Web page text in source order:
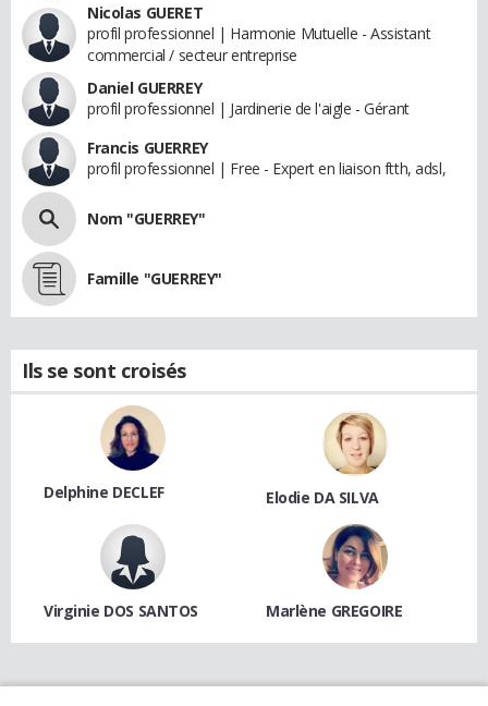
Nicolas GUERET
profil professionnel | Harmonie Mutuelle - Assistant
commercial / secteur entreprise
Daniel GUERREY
profil professionnel | Jardinerie de l'aigle - Gérant
Francis GUERREY
profil professionnel | Free - Expert en liaison ftth, adsl,
Nom "GUERREY"
Famille "GUERREY"
Ils se sont croisés
Delphine DECLEF Elodie DA SILVA
Virginie DOS SANTOS Marlène GREGOIRE